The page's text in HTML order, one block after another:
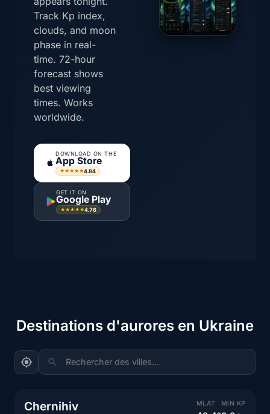
Track Kp index,
clouds, and moon
phase in real-
time. 72-hour
forecast shows
best viewing
times. Works
worldwide.
DOWNLOAD ON THE
App Store
★★★★★4.84
GET IT ON
Google Play
★★★★★4.76
Destinations d'aurores en Ukraine
Rechercher des villes...
Chernihiv MLAT MIN KP